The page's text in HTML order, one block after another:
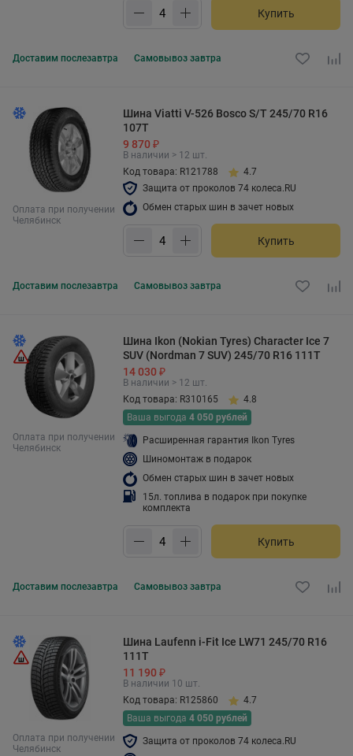
Купить
Доставим послезавтра Самовывоз завтра
Оплата при получении
Челябинск
Шина Viatti V-526 Bosco S/T 245/70 R16
107T
9 870 ₽
В наличии > 12 шт.
Код товара: R121788
4.7
Защита от проколов 74 колеса.RU
Обмен старых шин в зачет новых
Купить
Доставим послезавтра Самовывоз завтра
Оплата при получении
Челябинск
Шина Ikon (Nokian Tyres) Character Ice 7
SUV (Nordman 7 SUV) 245/70 R16 111T
14 030 ₽
В наличии > 12 шт.
Код товара: R310165
4.8
Ваша выгода 4 050 рублей
Расширенная гарантия Ikon Tyres
Шиномонтаж в подарок
Обмен старых шин в зачет новых
15л. топлива в подарок при покупке
комплекта
Купить
Доставим послезавтра Самовывоз завтра
Оплата при получении
Челябинск
Шина Laufenn i-Fit Ice LW71 245/70 R16
111T
11 190 ₽
В наличии 10 шт.
Код товара: R125860
4.7
Ваша выгода 4 050 рублей
Защита от проколов 74 колеса.RU